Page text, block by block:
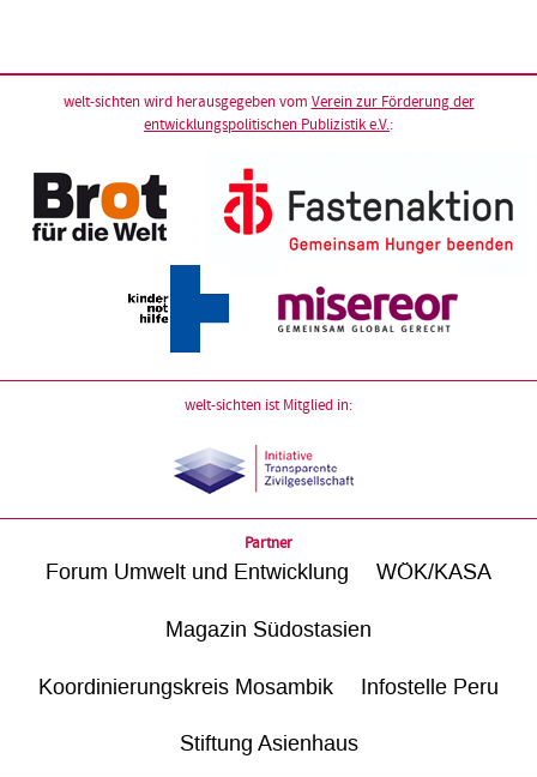
welt-sichten wird herausgegeben vom Verein zur Förderung der
entwicklungspolitischen Publizistik e.V.:
welt-sichten ist Mitglied in:
Partner
Forum Umwelt und Entwicklung WÖK/KASA
Magazin Südostasien
Koordinierungskreis Mosambik Infostelle Peru
Stiftung Asienhaus